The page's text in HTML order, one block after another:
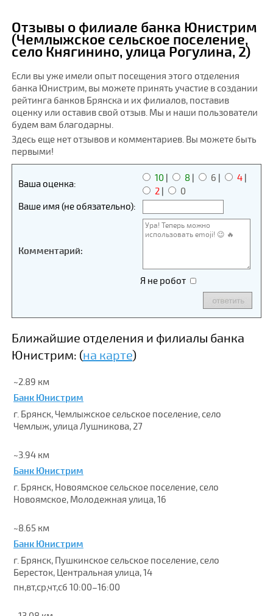
Отзывы о филиале банка Юнистрим
(Чемлыжское сельское поселение,
село Княгинино, улица Рогулина, 2)
Если вы уже имели опыт посещения этого отделения
банка Юнистрим, вы можете принять участие в создании
рейтинга банков Брянска и их филиалов, поставив
оценку или оставив свой отзыв. Мы и наши пользователи
будем вам благодарны.
Здесь еще нет отзывов и комментариев. Вы можете быть
первыми!
Ваша оценка:
10 | 8 | 6 | 4|
2|
0
Ваше имя (не обязательно):
Комментарий:
Я не робот
Ближайшие отделения и филиалы банка
Юнистрим: (на карте)
~2.89 км
Банк Юнистрим
г. Брянск, Чемлыжское сельское поселение, село
Чемлыж, улица Лушникова, 27
~3.94 км
Банк Юнистрим
г. Брянск, Новоямское сельское поселение, село
Новоямское, Молодежная улица, 16
~8.65 км
Банк Юнистрим
г. Брянск, Пушкинское сельское поселение, село
Бересток, Центральная улица, 14
пн,вт,ср,чт,сб 10:00–16:00